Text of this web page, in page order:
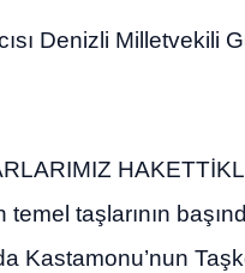
Denizli Milletvekili
temel taşlarının
Kastamonu’nun